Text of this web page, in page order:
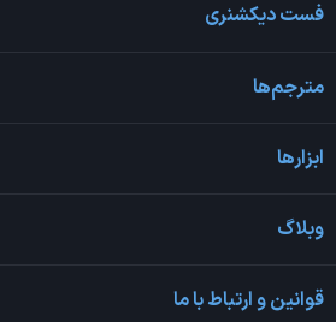
فست دیکشنری
مترجم‌ها
ابزارها
وبلاگ
قوانین و ارتباط با ما